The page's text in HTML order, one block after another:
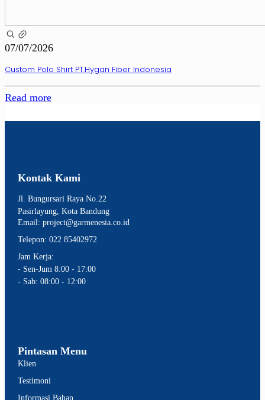
07/07/2026
Custom Polo Shirt PT.Hygan Fiber Indonesia
Read more
Pintasan Menu
Klien
Testimoni
Informasi Bahan
Kontak Kami
Jl. Bungursari Raya No.22
Pasirlayung, Kota Bandung
Email: project@garmenesia.co.id
Telepon: 022 85402972
Jam Kerja:
- Sen-Jum 8:00 - 17:00
- Sab: 08:00 - 12:00